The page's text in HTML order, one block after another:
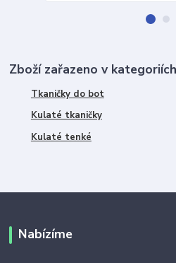
Zboží zařazeno v kategoriích
Tkaničky do bot
Kulaté tkaničky
Kulaté tenké
Nabízíme